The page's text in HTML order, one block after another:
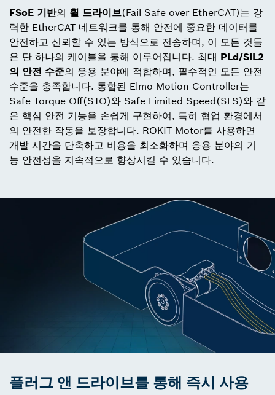
FSoE 기반의 휠 드라이브(Fail Safe over EtherCAT)는 강
력한 EtherCAT 네트워크를 통해 안전에 중요한 데이터를
안전하고 신뢰할 수 있는 방식으로 전송하며, 이 모든 것들
은 단 하나의 케이블을 통해 이루어집니다. 최대 PLd/SIL2
의 안전 수준의 응용 분야에 적합하며, 필수적인 모든 안전
수준을 충족합니다. 통합된 Elmo Motion Controller는
Safe Torque Off(STO)와 Safe Limited Speed(SLS)와 같
은 핵심 안전 기능을 손쉽게 구현하여, 특히 협업 환경에서
의 안전한 작동을 보장합니다. ROKIT Motor를 사용하면
개발 시간을 단축하고 비용을 최소화하며 응용 분야의 기
능 안전성을 지속적으로 향상시킬 수 있습니다.
플러그 앤 드라이브를 통해 즉시 사용